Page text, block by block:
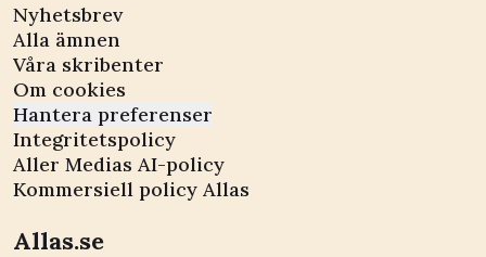
Nyhetsbrev
Alla ämnen
Våra skribenter
Om cookies
Hantera preferenser
Integritetspolicy
Aller Medias AI-policy
Kommersiell policy Allas
Allas.se